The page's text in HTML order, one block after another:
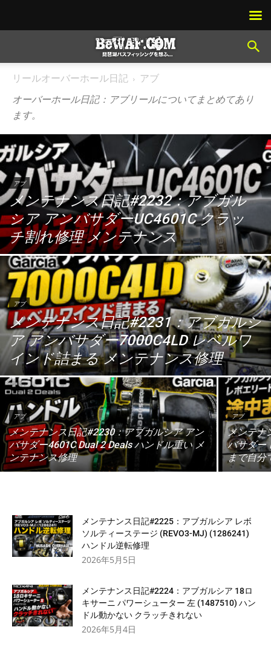
リールオーバーホール日記
アブ
オーバーホール日記：アブリールについてまとめてあり
ます。
アブ
メンテナンス日記#2232：アブガル
シア アンバサダーUC4601C クラッ
チ割れ修理 メンテナンス
アブ
メンテナンス日記#2231：アブガルシ
ア アンバサダー7000C4LD レベルワ
インド詰まる メンテナンス修理
アブ
メンテナンス日記#2230：アブガルシア アン
バサダー4601C Dual 2 Deals ハンドル重い メ
ンテナンス修理
アブ
メンテナ
バサダー
まで自分
メンテナンス日記#2225：アブガルシア レボ
ソルティーステージ (REVO3-MJ) (1286241)
ハンドル逆転修理
2026年5月5日
メンテナンス日記#2224：アブガルシア 18ロ
キサーニ パワーシューター 左 (1487510) ハン
ドル動かない クラッチきれない
2026年5月4日